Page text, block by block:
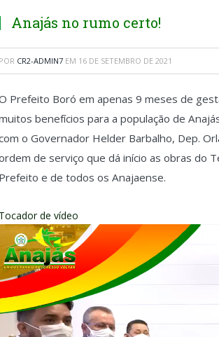
Anajás no rumo certo!
POR CR2-ADMIN7 EM 16 DE SETEMBRO DE 2021
Prefeito Boró em apenas 9 meses de
benefícios para a população de
o Governador Helder Barbalho, Dep.
de serviço que dá início as obras do
Prefeito e de todos os Anajaense.
Tocador de vídeo